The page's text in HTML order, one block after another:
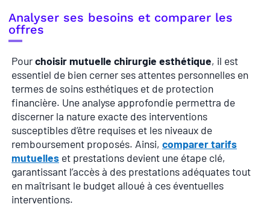
Analyser ses besoins et comparer les
offres
Pourchoisir mutuelle chirurgie esthétique, il est
essentiel de bien cerner ses attentes personnelles en
termes de soins esthétiques et de protection
financière. Une analyse approfondie permettra de
discerner la nature exacte des interventions
susceptibles d’être requises et les niveaux de
remboursement proposés. Ainsi, comparer tarifs
mutuelles et prestations devient une étape clé,
garantissant l’accès à des prestations adéquates tout
en maîtrisant le budget alloué à ces éventuelles
interventions.